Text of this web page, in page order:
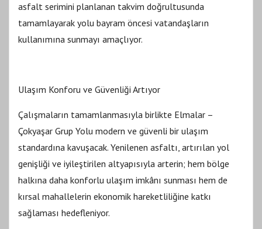
asfalt serimini planlanan takvim doğrultusunda
tamamlayarak yolu bayram öncesi vatandaşların
kullanımına sunmayı amaçlıyor.
Ulaşım Konforu ve Güvenliği Artıyor
Çalışmaların tamamlanmasıyla birlikte Elmalar –
Çokyaşar Grup Yolu modern ve güvenli bir ulaşım
standardına kavuşacak. Yenilenen asfaltı, artırılan yol
genişliği ve iyileştirilen altyapısıyla arterin; hem bölge
halkına daha konforlu ulaşım imkânı sunması hem de
kırsal mahallelerin ekonomik hareketliliğine katkı
sağlaması hedefleniyor.